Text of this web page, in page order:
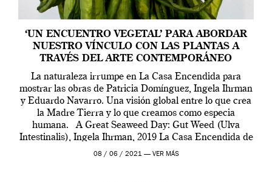
‘UN ENCUENTRO VEGETAL’ PARA ABORDAR
NUESTRO VÍNCULO CON LAS PLANTAS A
TRAVÉS DEL ARTE CONTEMPORÁNEO
La naturaleza irrumpe en La Casa Encendida para
mostrar las obras de Patricia Domínguez, Ingela Ihrman
y Eduardo Navarro. Una visión global entre lo que crea
la Madre Tierra y lo que creamos como especia
humana. A Great Seaweed Day: Gut Weed (Ulva
Intestinalis), Ingela Ihrman, 2019 La Casa Encendida de
Madrid y la Wellcome […]
08 / 06 / 2021 — VER MÁS